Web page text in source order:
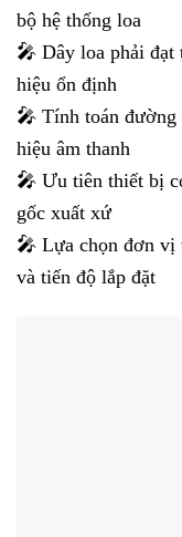
bộ hệ thống loa
🎤 Dây loa phải đạt
hiệu ổn định
🎤 Tính toán đường
hiệu âm thanh
🎤 Ưu tiên thiết bị
gốc xuất xứ
🎤 Lựa chọn đơn vị
và tiến độ lắp đặt